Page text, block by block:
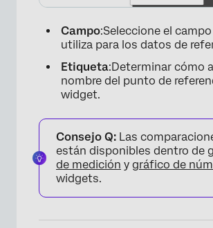
Campo:Seleccione el
utiliza para los datos de
Etiqueta:Determinar cómo
nombre del punto de
widget.
Consejo Q: Las
están disponibles dentro de
de medición y gráfico de
widgets.